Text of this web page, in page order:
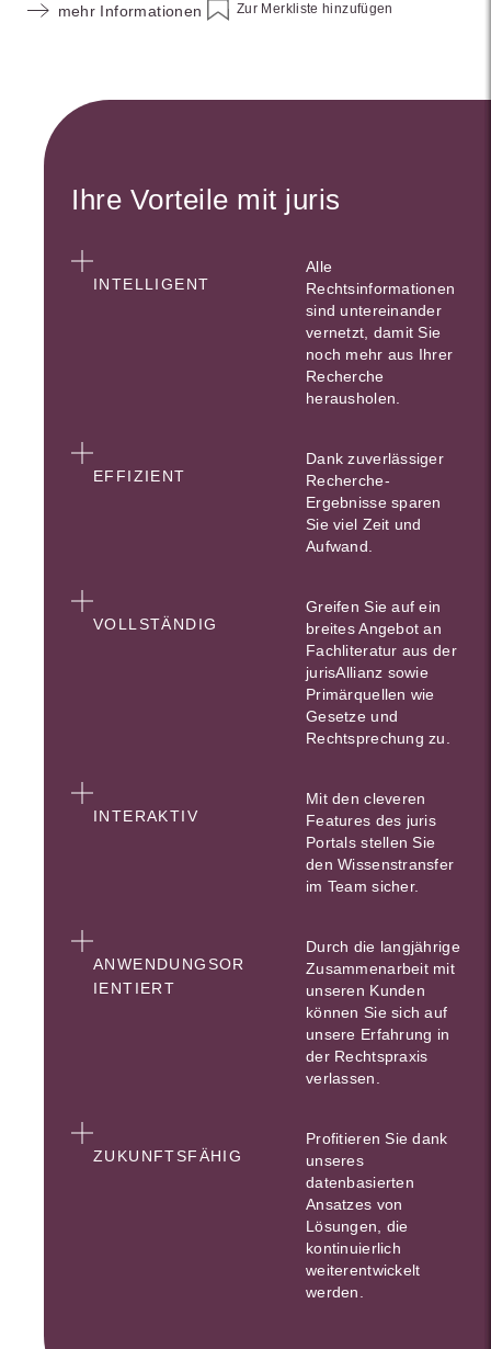
mehr Informationen Zur Merkliste hinzufügen
Ihre Vorteile mit juris
INTELLIGENT
Alle
Rechtsinformationen
sind untereinander
vernetzt, damit Sie
noch mehr aus Ihrer
Recherche
herausholen.
EFFIZIENT
Dank zuverlässiger
Recherche-
Ergebnisse sparen
Sie viel Zeit und
Aufwand.
VOLLSTÄNDIG
Greifen Sie auf ein
breites Angebot an
Fachliteratur aus der
jurisAllianz sowie
Primärquellen wie
Gesetze und
Rechtsprechung zu.
INTERAKTIV
Mit den cleveren
Features des juris
Portals stellen Sie
den Wissenstransfer
im Team sicher.
ANWENDUNGSOR
IENTIERT
Durch die langjährige
Zusammenarbeit mit
unseren Kunden
können Sie sich auf
unsere Erfahrung in
der Rechtspraxis
verlassen.
ZUKUNFTSFÄHIG
Profitieren Sie dank
unseres
datenbasierten
Ansatzes von
Lösungen, die
kontinuierlich
weiterentwickelt
werden.